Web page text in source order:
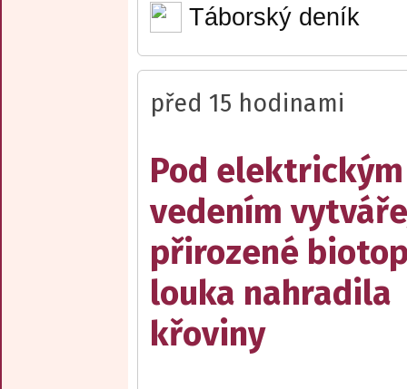
Táborský deník
před 15 hodinami
Pod elektrickým
vedením
přirozené
louka nahradila
křoviny